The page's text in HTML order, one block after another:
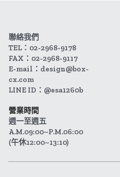
聯絡我們
TEL：02-2968-9178
FAX：02-2968-9117
E-mail：design@box-
cx.com
LINE ID：@esa1260b
營業時間
週一至週五
A.M.09:00~P.M.06:00
(午休12:00~13:10)